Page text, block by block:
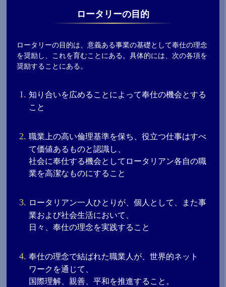
ロータリーの目的
ロータリーの目的は、意義ある事業の基礎として奉仕の理念
を奨励し、これを育むことにある。具体的には、次の各項を
奨励することにある。
知り合いを広めることによって奉仕の機会とする
こと
職業上の高い倫理基準を保ち、役立つ仕事はすべ
て価値あるものと認識し、
社会に奉仕する機会としてロータリアン各自の職
業を高潔なものにすること
ロータリアン一人ひとりが、個人として、また事
業および社会生活において、
日々、奉仕の理念を実践すること
奉仕の理念で結ばれた職業人が、世界的ネット
ワークを通じて、
国際理解、親善、平和を推進すること。